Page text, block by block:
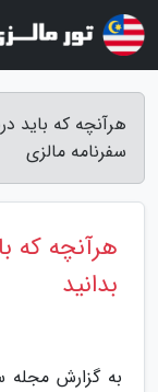
هرآنچه که باید
سفرنامه مالزی
هرآنچه که
بدانید
به گزارش مجله